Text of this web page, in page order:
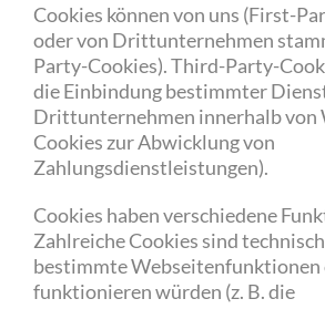
Cookies können von uns (First-
oder von Drittunternehmen
Party-Cookies). Third-Party-
die Einbindung bestimmter
Drittunternehmen innerhalb von
Cookies zur Abwicklung von
Zahlungsdienstleistungen).
Cookies haben verschiedene
Zahlreiche Cookies sind
bestimmte Webseitenfunktionen
funktionieren würden (z. B. die